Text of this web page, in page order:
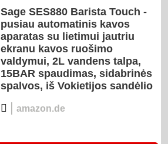
Sage SES880 Barista Touch -
pusiau automatinis kavos
aparatas su lietimui jautriu
ekranu kavos ruošimo
valdymui, 2L vandens talpa,
15BAR spaudimas, sidabrinės
spalvos, iš Vokietijos sandėlio
| amazon.de